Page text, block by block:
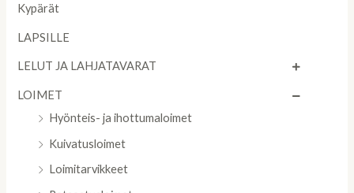
Kypärät
LAPSILLE
LELUT JA LAHJATAVARAT
LOIMET
Hyönteis- ja ihottumaloimet
Kuivatusloimet
Loimitarvikkeet